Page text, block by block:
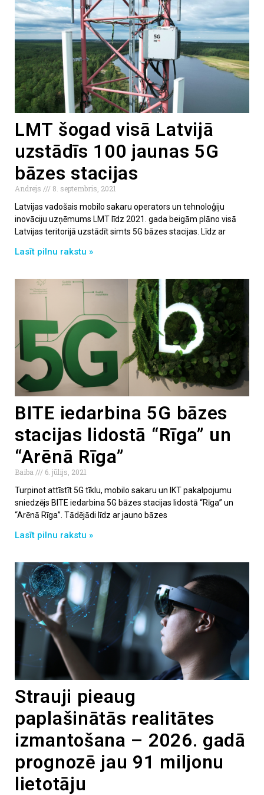
LMT šogad visā Latvijā
uzstādīs 100 jaunas 5G
bāzes stacijas
Andrejs
8. septembris, 2021
Latvijas vadošais mobilo sakaru operators un tehnoloģiju
inovāciju uzņēmums LMT līdz 2021. gada beigām plāno visā
Latvijas teritorijā uzstādīt simts 5G bāzes stacijas. Līdz ar
Lasīt pilnu rakstu »
BITE iedarbina 5G bāzes
stacijas lidostā “Rīga” un
“Arēnā Rīga”
Baiba
6. jūlijs, 2021
Turpinot attīstīt 5G tīklu, mobilo sakaru un IKT pakalpojumu
sniedzējs BITE iedarbina 5G bāzes stacijas lidostā “Rīga” un
“Arēnā Rīga”. Tādējādi līdz ar jauno bāzes
Lasīt pilnu rakstu »
Strauji pieaug
paplašinātās realitātes
izmantošana – 2026. gadā
prognozē jau 91 miljonu
lietotāju